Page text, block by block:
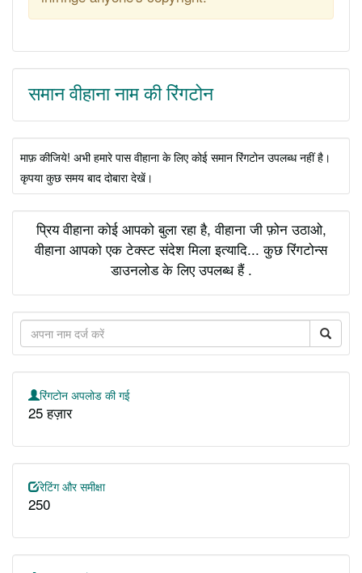
समान वीहाना नाम की रिंगटोन
माफ़ कीजिये! अभी हमारे पास वीहाना के लिए कोई समान रिंगटोन उपलब्ध नहीं है।
कृपया कुछ समय बाद दोबारा देखें।
प्रिय वीहाना कोई आपको बुला रहा है, वीहाना जी फ़ोन उठाओ,
वीहाना आपको एक टेक्स्ट संदेश मिला इत्यादि... कुछ रिंगटोन्स
डाउनलोड के लिए उपलब्ध हैं .
रिंगटोन अपलोड की गई
25 हज़ार
रेटिंग और समीक्षा
250